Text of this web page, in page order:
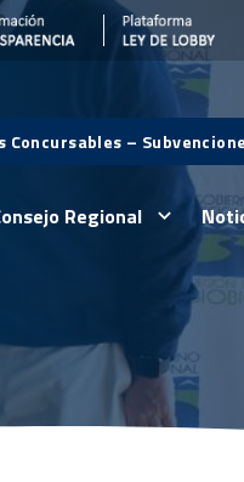
Concursables –
Regional